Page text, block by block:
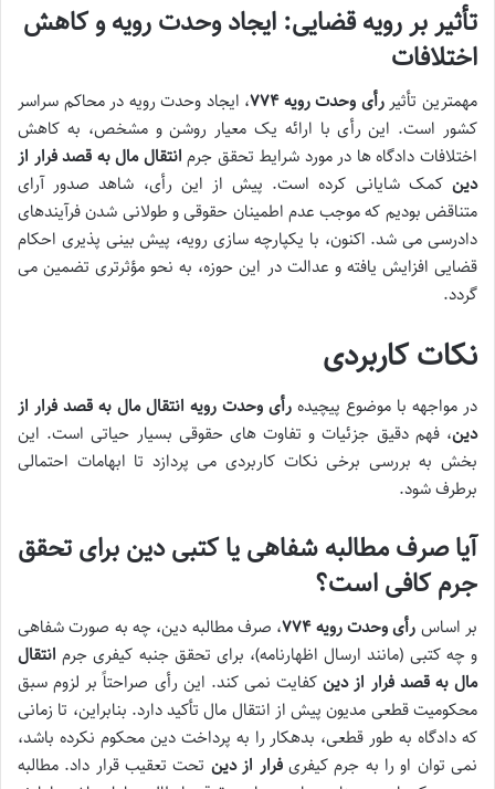
تأثیر بر رویه قضایی: ایجاد وحدت رویه و کاهش
اختلافات
مهمترین تأثیررأی وحدت رویه ۷۷۴ ، ایجاد وحدت رویه در محاکم سراسر
کشور است. این رأی با ارائه یک معیار روشن و مشخص، به کاهش
اختلافات دادگاه ها در مورد شرایط تحقق جرم انتقال مال به قصد فرار از
دین کمک شایانی کرده است. پیش از این رأی، شاهد صدور آرای
متناقض بودیم که موجب عدم اطمینان حقوقی و طولانی شدن فرآیندهای
دادرسی می شد. اکنون، با یکپارچه سازی رویه، پیش بینی پذیری احکام
قضایی افزایش یافته و عدالت در این حوزه، به نحو مؤثرتری تضمین می
گردد.
نکات کاربردی
در مواجهه با موضوع پیچیده رأی وحدت رویه انتقال مال به قصد فرار از
دین، فهم دقیق جزئیات و تفاوت های حقوقی بسیار حیاتی است. این
بخش به بررسی برخی نکات کاربردی می پردازد تا ابهامات احتمالی
برطرف شود.
آیا صرف مطالبه شفاهی یا کتبی دین برای تحقق
جرم کافی است؟
بر اساس رأی وحدت رویه ۷۷۴
، صرف مطالبه دین، چه به صورت شفاهی
و چه کتبی (مانند ارسال اظهارنامه)، برای تحققجنبه کیفری جرم انتقال
مال به قصد فرار از دینکفایت نمی کند. این رأی صراحتاً بر لزوم سبق
محکومیت قطعی مدیونپیش از انتقال مال تأکید دارد. بنابراین، تا زمانی
که دادگاه به طور قطعی، بدهکار را به پرداخت دین محکوم نکرده باشد،
نمی توان او را به جرم کیفریفرار از دین تحت تعقیب قرار داد. مطالبه